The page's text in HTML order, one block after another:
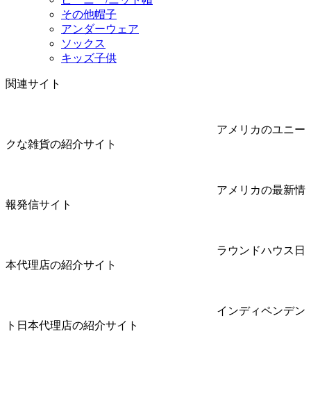
その他帽子
アンダーウェア
ソックス
キッズ子供
関連サイト
アメリカのユニー
クな雑貨の紹介サイト
アメリカの最新情
報発信サイト
ラウンドハウス日
本代理店の紹介サイト
インディペンデン
ト日本代理店の紹介サイト